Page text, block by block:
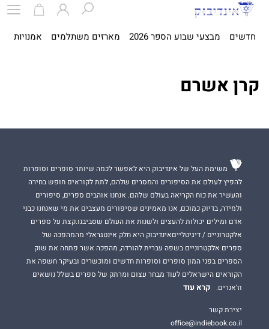
חדשים מבצעי שבוע הספר 2026 מארזים משתלמים אמנויות
קרן אשרם
משימת העל של אינדיבוק היא לאפשר לכמה שיותר סופרים וסופרות
להפיץ לעולם את הסיפורים והמסרים שלהם, לתת לקוראים חופש בחירה
והעשיר את כוח הקריאה בעולם שלהם. אנחנו אוהבים ספרים, סיפורים
ולמידה, בדיוק כמוכם, אנו מאמינים שסיפורים מעצבים את מי שאנחנו כבני
אדם ומילים יכולות להעצים ולשנות את העולם שסביבנו.קצת על ספרים
אלקטרוניים / דיגיטלייםאינדיבוק היא חלק אינטגראלי מהמהפכה של
ספרים אלקטרוניים בשפה עברית להורדה, מהפכה אשר פתחה את שוק
הספרים בפני המון סופרים וסופרות חדשים ומוכשרים ובעיקר חשפה את
הקוראים הישראלים לעוד מבחר עצום ומרתק של ספרים בשלל נושאים
וז'אנרים.
קרא עוד
יצירת קשר
office@indiebook.co.il